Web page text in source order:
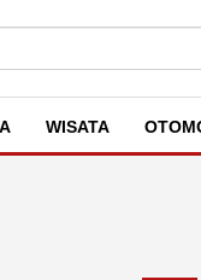
WISATA